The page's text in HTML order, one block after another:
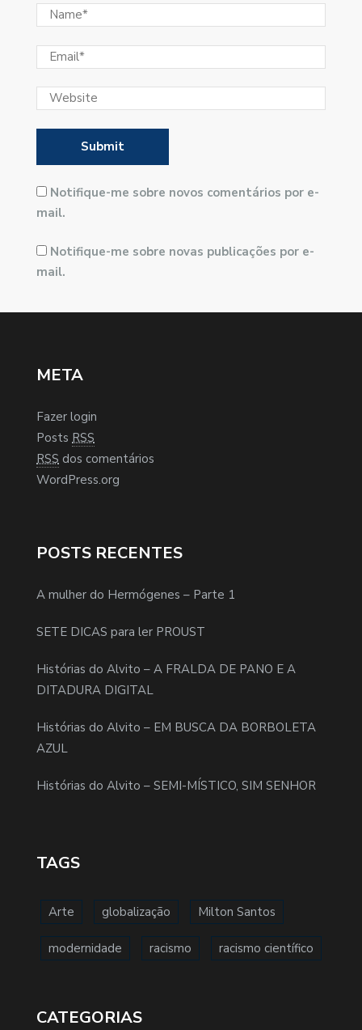
Notifique-me sobre novos comentários por e-
mail.
Notifique-me sobre novas publicações por e-
mail.
META
Fazer login
Posts RSS
RSS dos comentários
WordPress.org
POSTS RECENTES
A mulher do Hermógenes – Parte 1
SETE DICAS para ler PROUST
Histórias do Alvito – A FRALDA DE PANO E A
DITADURA DIGITAL
Histórias do Alvito – EM BUSCA DA BORBOLETA
AZUL
Histórias do Alvito – SEMI-MÍSTICO, SIM SENHOR
TAGS
Arte globalização Milton Santos
modernidade racismo racismo científico
CATEGORIAS